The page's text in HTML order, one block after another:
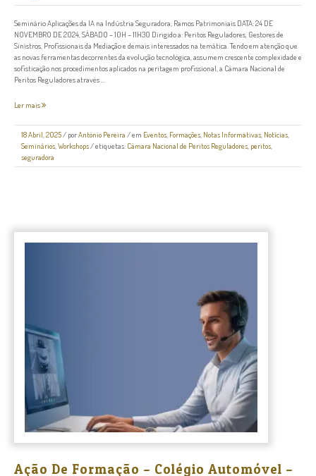
Seminário Aplicações da IA na Indústria Seguradora; Ramos Patrimoniais DATA: 24 DE
NOVEMBRO DE 2024, SÁBADO – 10H – 11H30 Dirigido a: Peritos Reguladores, Gestores de
Sinistros, Profissionais da Mediação e demais interessados na temática. Tendo em atenção que
as novas ferramentas decorrentes da evolução tecnológica, assumem crescente complexidade e
sofisticação nos procedimentos aplicados na peritagem profissional, a Câmara Nacional de
Peritos Reguladores através ...
Ler mais
18 Abril, 2025/ porAntónio Pereira / em Eventos, Formações, Notas Informativas, Notícias,
Seminários,Workshops/ etiquetas: Câmara Nacional de Peritos Reguladores, peritos,
seguradora
Ação De Formação – Colégio Automóvel –